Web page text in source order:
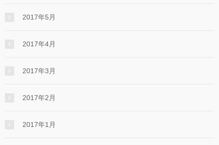
2017年5月
2017年4月
2017年3月
2017年2月
2017年1月